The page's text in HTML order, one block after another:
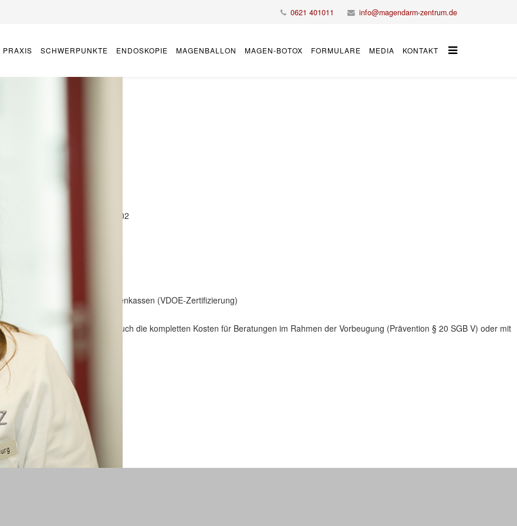
0621 401011 info@magendarm-zentrum.de
PRAXIS SCHWERPUNKTE ENDOSKOPIE MAGENBALLON MAGEN-BOTOX FORMULARE MEDIA KONTAKT
Fulda, Diplom 2002
tätig
Spitzenverbände der Krankenkassen (VDOE-Zertifizierung)
daher einen Teil oder auch die kompletten Kosten für Beratungen im Rahmen der Vorbeugung (Prävention § 20 SGB V) oder mit
5995530